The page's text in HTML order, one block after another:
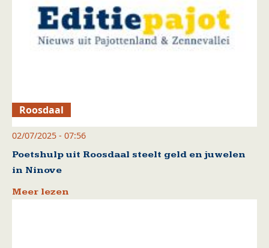
Roosdaal
02/07/2025 - 07:56
Poetshulp uit Roosdaal steelt geld en juwelen
in Ninove
Meer lezen